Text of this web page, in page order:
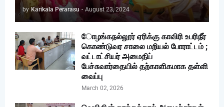
by Karikala Perarasu - August 23, 2024
ோழங்கநல்லூர் ஏரிக்கு காவிரி உபரிநீர்
கொண்டுவர சாலை மறியல் போராட்டம் ;
வட்டாட்சியர் அமைதிப்
பேச்சுவார்தையில் தற்காளிகமாக தள்ளி
வைப்பு
March 02, 2026